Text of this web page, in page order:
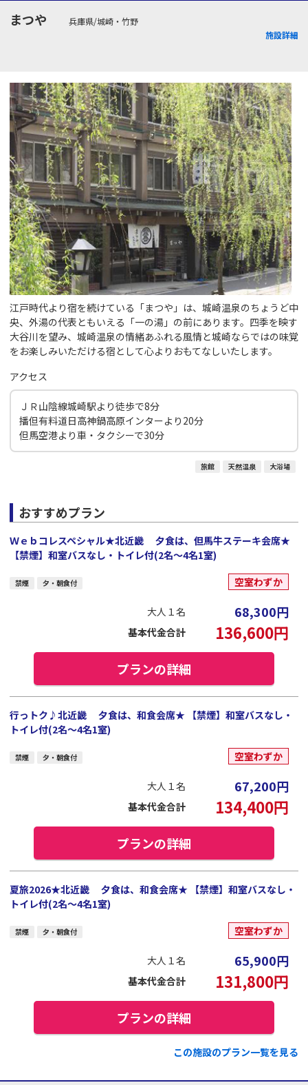
まつや
兵庫県/城崎・竹野
施設詳細
江戸時代より宿を続けている「まつや」は、城崎温泉のちょうど中
央、外湯の代表ともいえる「一の湯」の前にあります。四季を映す
大谷川を望み、城崎温泉の情緒あふれる風情と城崎ならではの味覚
をお楽しみいただける宿として心よりおもてなしいたします。
アクセス
ＪＲ山陰線城崎駅より徒歩で8分
播但有料道日高神鍋高原インターより20分
但馬空港より車・タクシーで30分
旅館 天然温泉 大浴場
おすすめプラン
Ｗｅｂコレスペシャル★北近畿 夕食は、但馬牛ステーキ会席★
【禁煙】和室バスなし・トイレ付(2名～4名1室)
禁煙 夕・朝食付 空室わずか
大人１名 68,300円
基本代金合計 136,600円
プランの詳細
行っトク♪北近畿 夕食は、和食会席★ 【禁煙】和室バスなし・
トイレ付(2名～4名1室)
禁煙 夕・朝食付 空室わずか
大人１名 67,200円
基本代金合計 134,400円
プランの詳細
夏旅2026★北近畿 夕食は、和食会席★ 【禁煙】和室バスなし・
トイレ付(2名～4名1室)
禁煙 夕・朝食付 空室わずか
大人１名 65,900円
基本代金合計 131,800円
プランの詳細
この施設のプラン一覧を見る